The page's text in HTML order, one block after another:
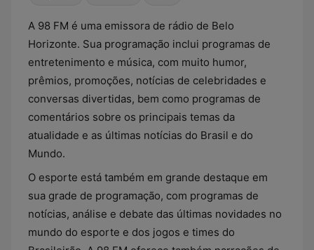
A 98 FM é uma emissora de rádio de Belo
Horizonte. Sua programação inclui programas de
entretenimento e música, com muito humor,
prêmios, promoções, notícias de celebridades e
conversas divertidas, bem como programas de
comentários sobre os principais temas da
atualidade e as últimas notícias do Brasil e do
Mundo.
O esporte está também em grande destaque em
sua grade de programação, com programas de
notícias, análise e debate das últimas novidades no
mundo do esporte e dos jogos e times do